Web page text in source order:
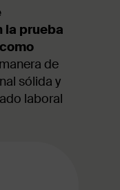
la prueba
de
sólida y
laboral